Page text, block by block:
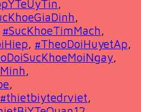
,
,
#SucKhoeTimMach,
, #TheoDoiHuyetAp,
,
,
,
#thietbiytedrviet,